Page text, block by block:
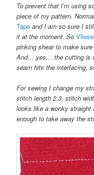
To prevent that I’m using
piece of my pattern.
Tapeand I am so sure I
it at the moment. So
pinking shear to make
And… yes… the cutting is
seam hits the interfacing,
For sewing I change my
stitch length 2.3, stitch
looks like a wonky
enough to take away the